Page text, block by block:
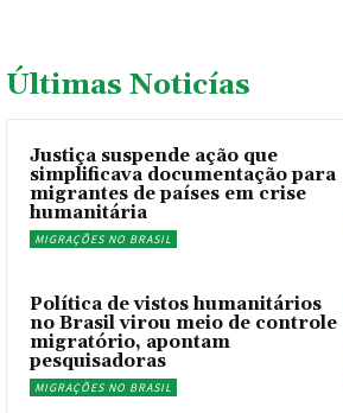
Últimas Noticías
Justiça suspende ação que
simplificava documentação para
migrantes de países em crise
humanitária
MIGRAÇÕES NO BRASIL
Política de vistos humanitários
no Brasil virou meio de controle
migratório, apontam
pesquisadoras
MIGRAÇÕES NO BRASIL